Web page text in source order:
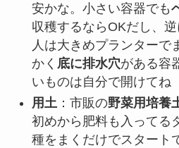
安かな。小さい容器でも
収穫するならOKだし、
人は大きめプランター
かく 底に排水穴がある容
いものは自分で開けてね
用土：市販の野菜用培養
初めから肥料も入ってる
種をまくだけでスタート